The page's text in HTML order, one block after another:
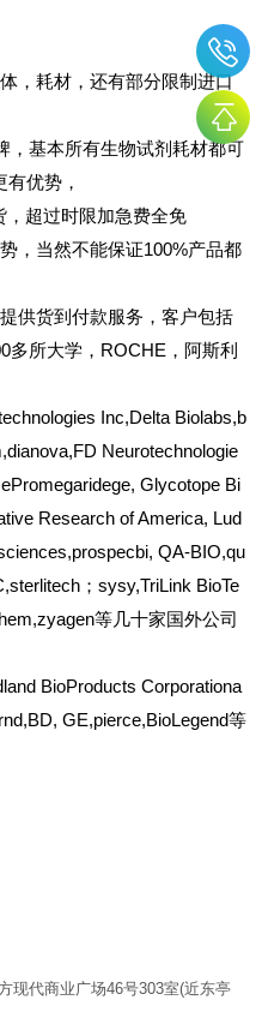
，耗材，还有部分限制进口
，基本所有生物试剂耗材都可
优势，
，超过时限加急费全免
，当然不能保证100%产品都
供货到付款服务，客户包括
多所大学，ROCHE，阿斯利
Inc,Delta Biolabs,b
Neurotechnologie
Glycotope Bi
Research of America, Lud
QA-BIO,qu
；sysy,TriLink BioTe
等几十家国外公司
BioProducts Corporationa
GE,pierce,BioLegend等
现代商业广场46号303室(近东亭